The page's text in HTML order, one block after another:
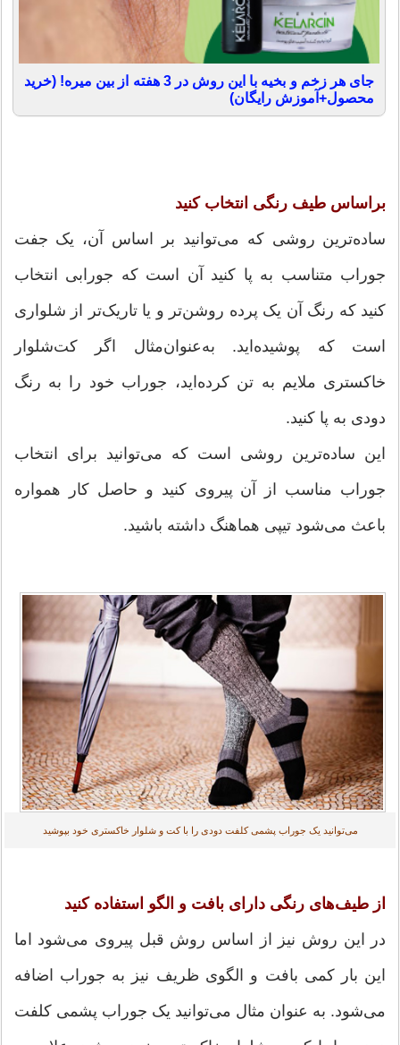
جای هر زخم و بخیه با این روش در 3 هفته از بین میره! (خرید
محصول+آموزش رایگان)
براساس طیف رنگی انتخاب کنید
ساده‌ترین روشی که می‌توانید بر اساس آن، یک جفت
جوراب متناسب به پا کنید آن است که جورابی انتخاب
کنید که رنگ آن یک پرده روشن‌تر و یا تاریک‌تر از شلواری
است که پوشیده‌اید. به‌عنوان‌مثال اگر کت‌شلوار
خاکستری ملایم به تن کرده‌اید، جوراب خود را به رنگ
دودی به پا کنید.
این ساده‌ترین روشی است که می‌توانید برای انتخاب
جوراب مناسب از آن پیروی کنید و حاصل کار همواره
باعث می‌شود تیپی هماهنگ داشته باشید.
می‌توانید یک جوراب پشمی کلفت دودی را با کت و شلوار خاکستری خود بپوشید
از طیف‌های رنگی دارای بافت و الگو استفاده کنید
در این روش نیز از اساس روش قبل پیروی می‌شود اما
این بار کمی بافت و الگوی ظریف نیز به جوراب اضافه
می‌شود. به عنوان مثال می‌توانید یک جوراب پشمی کلفت